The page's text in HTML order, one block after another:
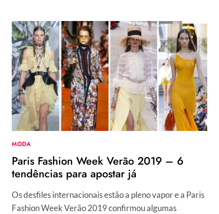
–
PRINCIPAIS
TENDÊNCIAS
PARA
O
OUTONO/INVERNO
MODA
Paris Fashion Week Verão 2019 – 6
tendências para apostar já
Os desfiles internacionais estão a pleno vapor e a Paris
Fashion Week Verão 2019 confirmou algumas